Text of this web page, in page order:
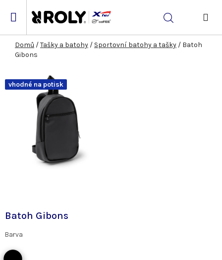
Hledat
Domů /Tašky a batohy / Sportovní batohy a tašky / Batoh
Gibons
Batoh Gibons
Barva
vhodné na potisk